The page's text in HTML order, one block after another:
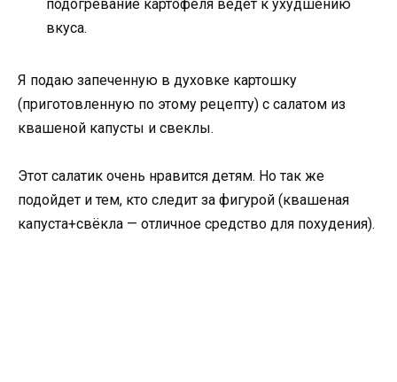
подогревание картофеля ведет к ухудшению
вкуса.
Я подаю запеченную в духовке картошку
(приготовленную по этому рецепту) с салатом из
квашеной капусты и свеклы.
Этот салатик очень нравится детям. Но так же
подойдет и тем, кто следит за фигурой (квашеная
капуста+свёкла — отличное средство для похудения).